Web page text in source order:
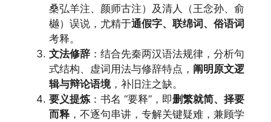
桑弘羊注、颜师古注）及清人（王念孙、俞
樾）误说，尤精于通假字、联绵词、俗语词
考释。
文法修辞 ：结合先秦两汉语法规律，分析句
式结构、虚词用法与修辞特点， 阐明原文逻
辑与辩论语境，补旧注之缺。
要义提炼 ：书名 “要释”，即删繁就简、择要
而释 ，不逐句串讲，专解关键疑难，兼顾学